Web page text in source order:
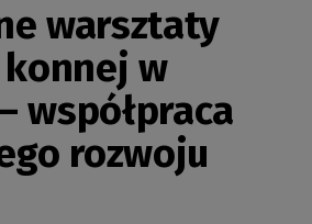
warsztaty
w
współpraca
rozwoju